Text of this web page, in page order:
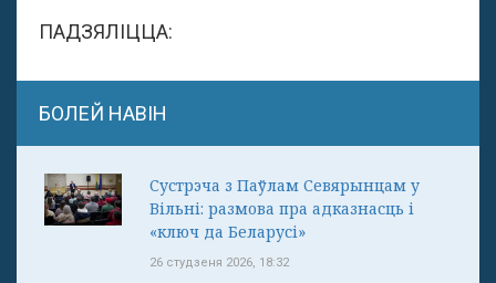
ПАДЗЯЛІЦЦА:
БОЛЕЙ НАВІН
Сустрэча з Паўлам Севярынцам у
Вільні: размова пра адказнасць і
«ключ да Беларусі»
26 студзеня 2026, 18:32